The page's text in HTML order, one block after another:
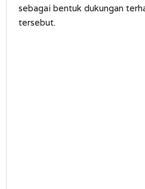
sebagai bentuk dukungan
tersebut.